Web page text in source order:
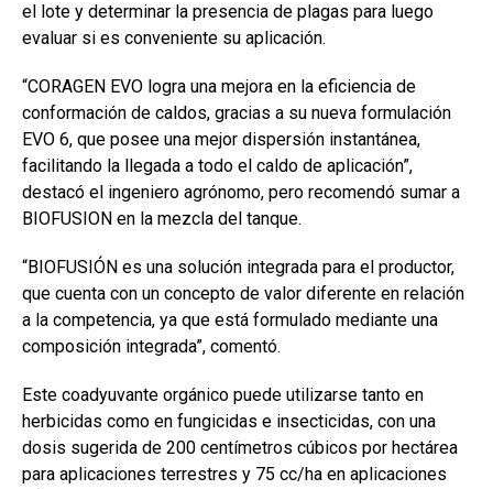
el lote y determinar la presencia de plagas para luego
evaluar si es conveniente su aplicación.
“CORAGEN EVO logra una mejora en la eficiencia de
conformación de caldos, gracias a su nueva formulación
EVO 6, que posee una mejor dispersión instantánea,
facilitando la llegada a todo el caldo de aplicación”,
destacó el ingeniero agrónomo, pero recomendó sumar a
BIOFUSION en la mezcla del tanque.
“BIOFUSIÓN es una solución integrada para el productor,
que cuenta con un concepto de valor diferente en relación
a la competencia, ya que está formulado mediante una
composición integrada”, comentó.
Este coadyuvante orgánico puede utilizarse tanto en
herbicidas como en fungicidas e insecticidas, con una
dosis sugerida de 200 centímetros cúbicos por hectárea
para aplicaciones terrestres y 75 cc/ha en aplicaciones